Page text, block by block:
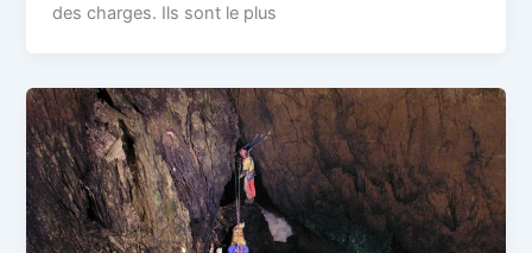
des charges. Ils sont le plus